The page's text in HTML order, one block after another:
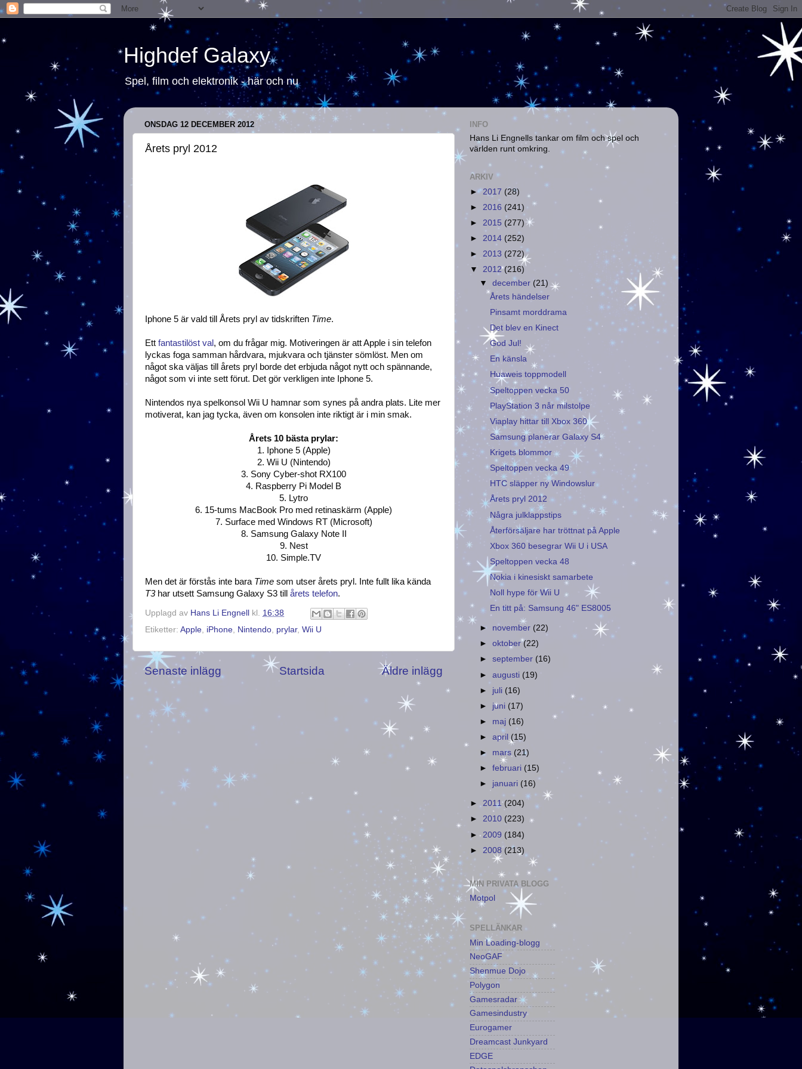
Highdef Galaxy
Spel, film och elektronik - här och nu
ONSDAG 12 DECEMBER 2012
Årets pryl 2012
Iphone 5 är vald till Årets pryl av tidskriften Time.
Ett fantastilöst val , om du frågar mig. Motiveringen är att Apple i sin telefon
lyckas foga samman hårdvara, mjukvara och tjänster sömlöst. Men om
något ska väljas till årets pryl borde det erbjuda något nytt och spännande,
något som vi inte sett förut. Det gör verkligen inte Iphone 5.
Nintendos nya spelkonsol Wii U hamnar som synes på andra plats. Lite mer
motiverat, kan jag tycka, även om konsolen inte riktigt är i min smak.
Årets 10 bästa prylar:
1. Iphone 5 (Apple)
2. Wii U (Nintendo)
3. Sony Cyber-shot RX100
4. Raspberry Pi Model B
5. Lytro
6. 15-tums MacBook Pro med retinaskärm (Apple)
7. Surface med Windows RT (Microsoft)
8. Samsung Galaxy Note II
9. Nest
10. Simple.TV
Men det är förstås inte bara Time som utser årets pryl. Inte fullt lika kända
T3har utsett Samsung Galaxy S3 till årets telefon.
Upplagd av Hans Li Engnell kl. 16:38
Etiketter: Apple iPhone Nintendo prylar, Wii U
Senaste inlägg Äldre inlägg
Startsida
INFO
Hans Li Engnells tankar om film och spel och
världen runt omkring.
ARKIV
► 2017 (28)
► 2016 (241)
► 2015 (277)
► 2014 (252)
► 2013 (272)
▼ 2012(216)
▼december(21)
Årets händelser
Pinsamt morddrama
Det blev en Kinect
God Jul!
En känsla
Huaweis toppmodell
Speltoppen vecka 50
PlayStation 3 når milstolpe
Viaplay hittar till Xbox 360
Samsung planerar Galaxy S4
Krigets blommor
Speltoppen vecka 49
HTC släpper ny Windowslur
Årets pryl 2012
Några julklappstips
Återförsäljare har tröttnat på Apple
Xbox 360 besegrar Wii U i USA
Speltoppen vecka 48
Nokia i kinesiskt samarbete
Noll hype för Wii U
En titt på: Samsung 46" ES8005
► november (22)
►oktober(22)
►september (16)
►augusti (19)
► juli (16)
► juni (17)
► maj (16)
►april(15)
► mars (21)
►februari (15)
► januari (16)
► 2011 (204)
► 2010 (223)
► 2009 (184)
► 2008(213)
MIN PRIVATA BLOGG
Motpol
SPELLÄNKAR
Min Loading-blogg
NeoGAF
Shenmue Dojo
Polygon
Gamesradar
Gamesindustry
Eurogamer
Dreamcast Junkyard
EDGE